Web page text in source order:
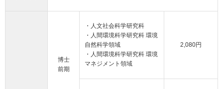
博士
前期
・人文社会科学研究科
・人間環境科学研究科 環境
自然科学領域
・人間環境科学研究科 環境
マネジメント領域
2,080円